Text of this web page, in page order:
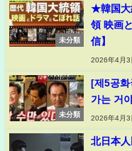
未分類
★韓国大
領 映画
信】
2026年4月3
未分類
[제5공
가는 거
2026年4月3
北日本